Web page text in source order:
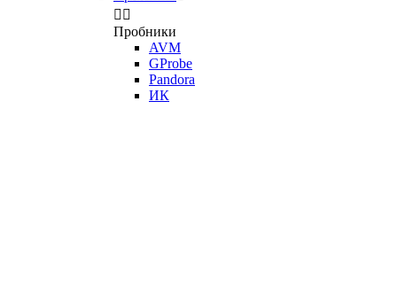
 
Пробники
AVM
GProbe
Pandora
ИК